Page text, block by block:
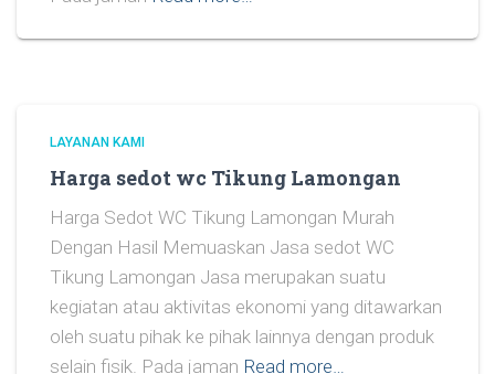
LAYANAN KAMI
Harga sedot wc Tikung Lamongan
Harga Sedot WC Tikung Lamongan Murah
Dengan Hasil Memuaskan Jasa sedot WC
Tikung Lamongan Jasa merupakan suatu
kegiatan atau aktivitas ekonomi yang ditawarkan
oleh suatu pihak ke pihak lainnya dengan produk
selain fisik. Pada jaman Read more…